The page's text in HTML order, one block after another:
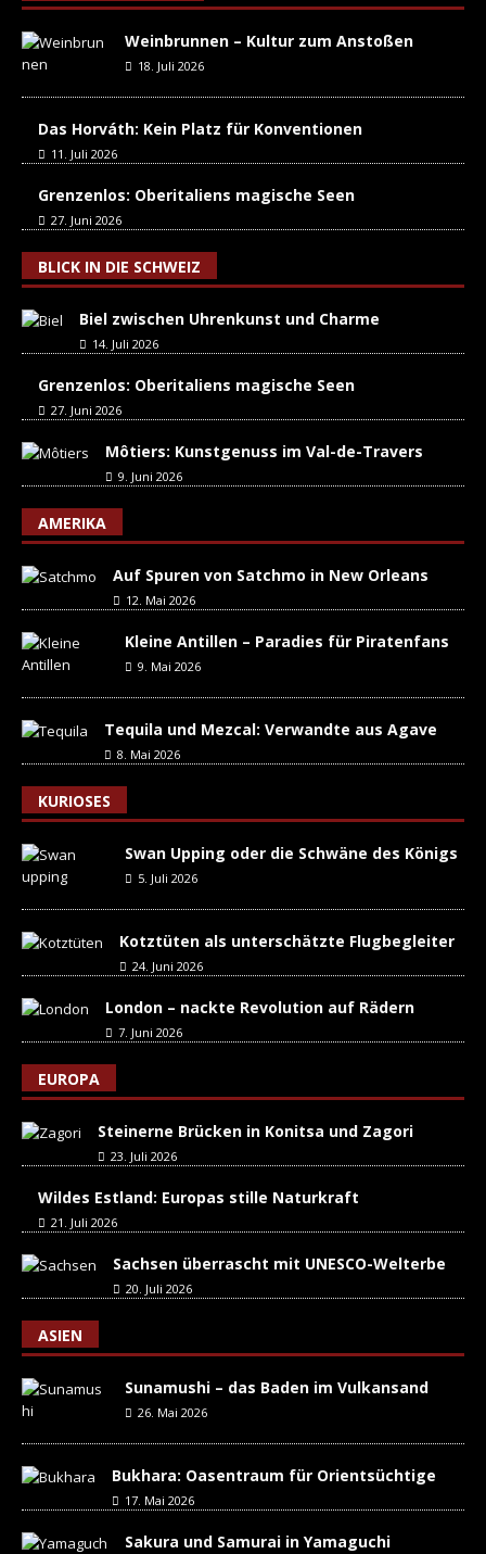
Weinbrunnen – Kultur zum Anstoßen
18. Juli 2026
Das Horváth: Kein Platz für Konventionen
11. Juli 2026
Grenzenlos: Oberitaliens magische Seen
27. Juni 2026
BLICK IN DIE SCHWEIZ
Biel zwischen Uhrenkunst und Charme
14. Juli 2026
Grenzenlos: Oberitaliens magische Seen
27. Juni 2026
Môtiers: Kunstgenuss im Val-de-Travers
9. Juni 2026
AMERIKA
Auf Spuren von Satchmo in New Orleans
12. Mai 2026
Kleine Antillen – Paradies für Piratenfans
9. Mai 2026
Tequila und Mezcal: Verwandte aus Agave
8. Mai 2026
KURIOSES
Swan Upping oder die Schwäne des Königs
5. Juli 2026
Kotztüten als unterschätzte Flugbegleiter
24. Juni 2026
London – nackte Revolution auf Rädern
7. Juni 2026
EUROPA
Steinerne Brücken in Konitsa und Zagori
23. Juli 2026
Wildes Estland: Europas stille Naturkraft
21. Juli 2026
Sachsen überrascht mit UNESCO-Welterbe
20. Juli 2026
ASIEN
Sunamushi – das Baden im Vulkansand
26. Mai 2026
Bukhara: Oasentraum für Orientsüchtige
17. Mai 2026
Sakura und Samurai in Yamaguchi